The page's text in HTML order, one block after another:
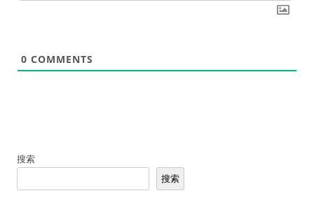
0 COMMENTS
搜索
搜索